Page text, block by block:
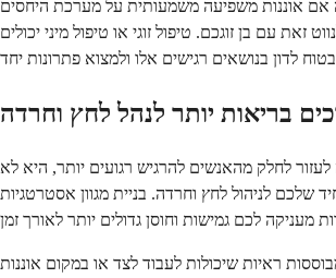
אם אוננות משפיעה משמעותית על מערכת היחסים
זאת עם בן זוגכם. טיפול זוגי או טיפול מיני יכולים
לעזור לחלק מהאנשים להרגיש רגועים יותר, היא לא
שלכם לניהול לחץ וחרדה. בניית מגוון אסטרטגיות
ראיות שיכולות לעבוד לצד או במקום אוננות